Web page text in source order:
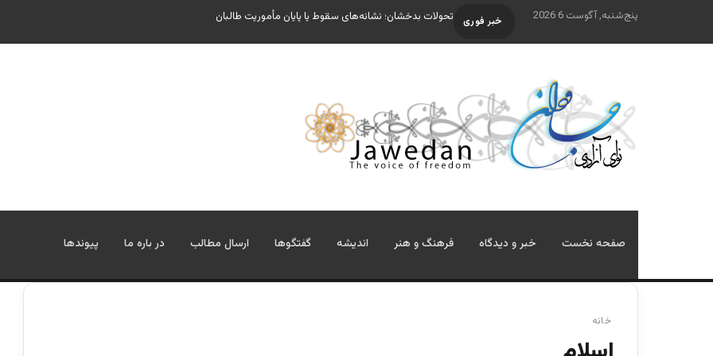
پنج‌شنبه, آگوست 6 2026 خبر فوری تحولات بدخشان؛ نشانه‌های سقوط یا پایان مأموریت طالبان
صفحه نخست خبر و دیدگاه فرهنگ و هنر اندیشه گفتگوها ارسال مطالب در باره ما پیوندها
خانه